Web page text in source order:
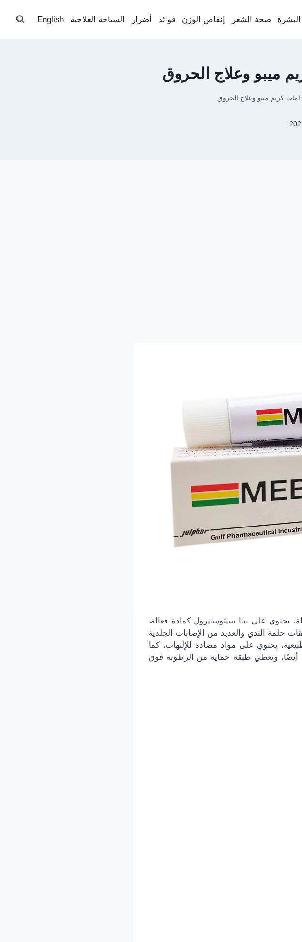
صحة الشعر إنقاص الوزن فوائد أضرار السياحة العلاجية English
ميبو وعلاج الحروق
كريم ميبو وعلاج الحروق
يحتوي على بيتا سيتوستيرول كمادة فعالة،
الثدي والعديد من الإصابات الجلدية
يحتوي على مواد مضادة للإلتهاب، كما
أيضًا، ويعطي طبقة حماية من الرطوبة فوق